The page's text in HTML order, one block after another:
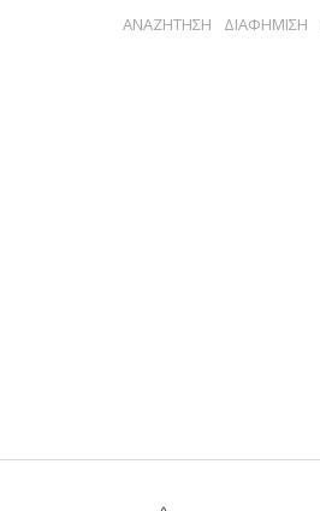
ΑΝΑΖΗΤΗΣΗ ΔΙΑΦΗΜΙΣΗ